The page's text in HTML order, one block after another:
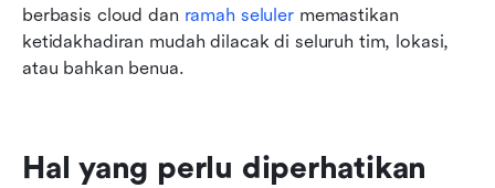
berbasis cloud dan ramah seluler memastikan
ketidakhadiran mudah dilacak di seluruh tim, lokasi,
atau bahkan benua.
Hal yang perlu diperhatikan